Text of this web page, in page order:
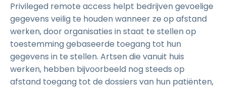
Privileged remote access helpt bedrijven gevoelige
gegevens veilig te houden wanneer ze op afstand
werken, door organisaties in staat te stellen op
toestemming gebaseerde toegang tot hun
gegevens in te stellen. Artsen die vanuit huis
werken, hebben bijvoorbeeld nog steeds op
afstand toegang tot de dossiers van hun patiënten,